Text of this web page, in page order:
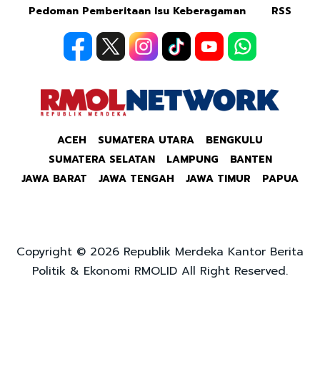
Pedoman Pemberitaan Isu Keberagaman
RSS
ACEH SUMATERA UTARA
BENGKULU
SUMATERA SELATAN
LAMPUNG
BANTEN
JAWA BARAT
JAWA TENGAH JAWA TIMUR PAPUA
Copyright © 2026 Republik Merdeka Kantor Berita
Politik & Ekonomi RMOLID All Right Reserved.